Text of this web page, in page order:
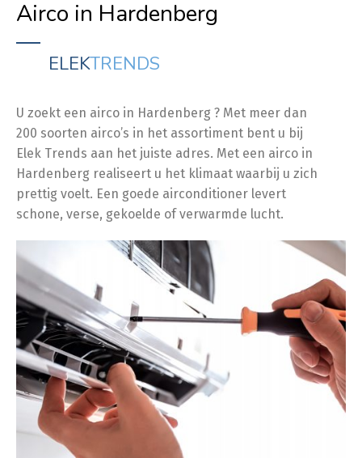
Airco in Hardenberg
ELEKTRENDS
U zoekt een airco in Hardenberg ? Met meer dan
200 soorten airco’s in het assortiment bent u bij
Elek Trends aan het juiste adres. Met een airco in
Hardenberg realiseert u het klimaat waarbij u zich
prettig voelt. Een goede airconditioner levert
schone, verse, gekoelde of verwarmde lucht.